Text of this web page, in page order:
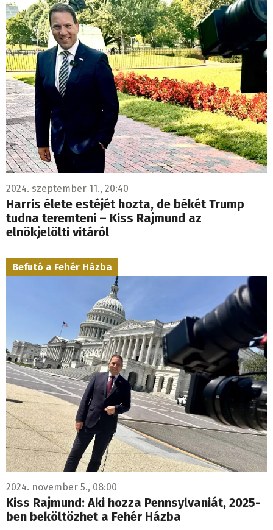
2024. szeptember 11., 20:40
Harris élete estéjét hozta, de békét Trump
tudna teremteni – Kiss Rajmund az
elnökjelölti vitáról
Befutó a Fehér Házba
2024. november 5., 08:00
Kiss Rajmund: Aki hozza Pennsylvaniát, 2025-
ben beköltözhet a Fehér Házba